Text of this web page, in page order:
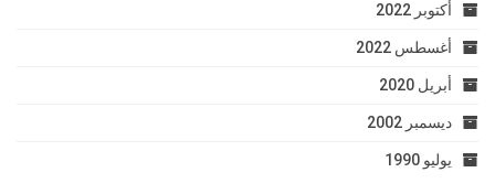
أكتوبر 2022
أغسطس 2022
أبريل 2020
ديسمبر 2002
يوليو 1990